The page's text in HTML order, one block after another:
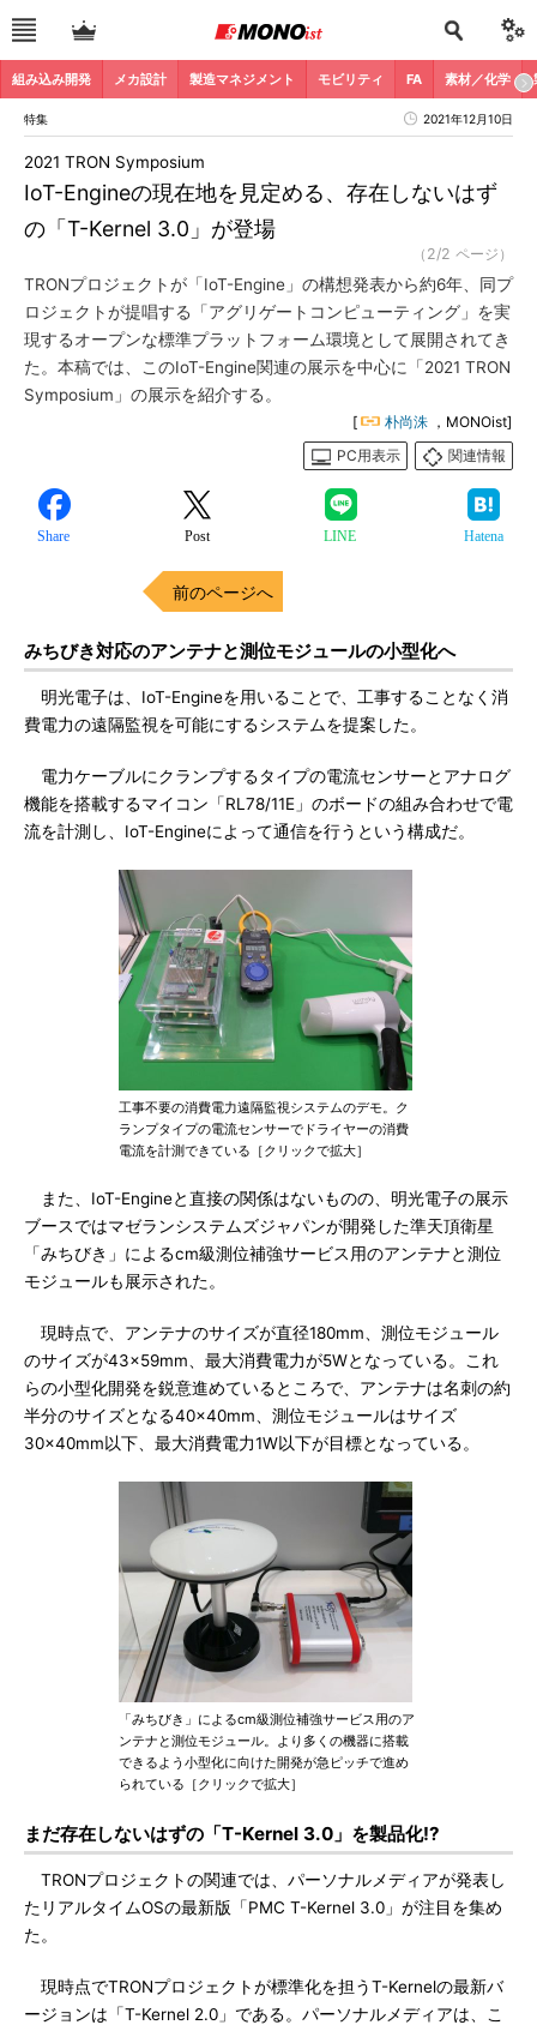
組み込み開発 メカ設計 製造マネジメント モビリティ FA 素材／化学
特集 2021年12月10日
IoT-Engineの現在地を見定める、存在しないはず
の「T-Kernel 3.0」が登場
2021 TRON Symposium
（2/2 ページ）
TRONプロジェクトが「IoT-Engine」の構想発表から約6年、同プ
ロジェクトが提唱する「アグリゲートコンピューティング」を実
現するオープンな標準プラットフォーム環境として展開されてき
た。本稿では、このIoT-Engine関連の展示を中心に「2021 TRON
Symposium」の展示を紹介する。
[ 朴尚洙 ，MONOist]
PC用表示
関連情報
Share Post LINE Hatena
前のページへ
みちびき対応のアンテナと測位モジュールの小型化へ
明光電子は、IoT-Engineを用いることで、工事することなく消
費電力の遠隔監視を可能にするシステムを提案した。
電力ケーブルにクランプするタイプの電流センサーとアナログ
機能を搭載するマイコン「RL78/11E」のボードの組み合わせで電
流を計測し、IoT-Engineによって通信を行うという構成だ。
工事不要の消費電力遠隔監視システムのデモ。ク
ランプタイプの電流センサーでドライヤーの消費
電流を計測できている［クリックで拡大］
また、IoT-Engineと直接の関係はないものの、明光電子の展示
ブースではマゼランシステムズジャパンが開発した準天頂衛星
「みちびき」によるcm級測位補強サービス用のアンテナと測位
モジュールも展示された。
現時点で、アンテナのサイズが直径180mm、測位モジュール
のサイズが43×59mm、最大消費電力が5Wとなっている。これ
らの小型化開発を鋭意進めているところで、アンテナは名刺の約
半分のサイズとなる40×40mm、測位モジュールはサイズ
30×40mm以下、最大消費電力1W以下が目標となっている。
「みちびき」によるcm級測位補強サービス用のア
ンテナと測位モジュール。より多くの機器に搭載
できるよう小型化に向けた開発が急ピッチで進め
られている［クリックで拡大］
まだ存在しないはずの「T-Kernel 3.0」を製品化!?
TRONプロジェクトの関連では、パーソナルメディアが発表し
たリアルタイムOSの最新版「PMC T-Kernel 3.0」が注目を集め
た。
現時点でTRONプロジェクトが標準化を担うT-Kernelの最新バ
ージョンは「T-Kernel 2.0」である。パーソナルメディアは、こ